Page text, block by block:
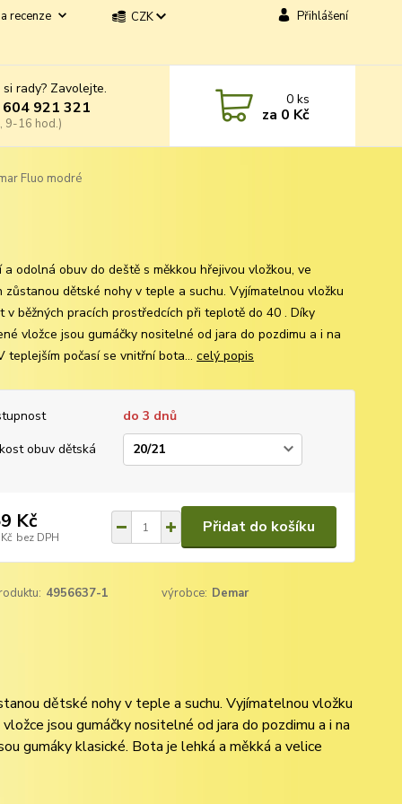
recenze CZK Přihlášení
rady? Zavolejte.
921 321
9-16 hod.)
0ks
za 0 Kč
Fluo modré
a odolná obuv do deště s měkkou hřejivou vložkou, ve
zůstanou dětské nohy v teple a suchu. Vyjímatelnou vložku
v běžných pracích prostředcích při teplotě do 40 . Díky
vložce jsou gumáčky nositelné od jara do pozdimu a i na
teplejším počasí se vnitřní bota... celý popis
do 3 dnů
obuv dětská
Kč
bez DPH
Přidat do košíku
4956637-1 výrobce: Demar
dětské nohy v teple a suchu. Vyjímatelnou vložku
jsou gumáčky nositelné od jara do pozdimu a i na
gumáky klasické. Bota je lehká a měkká a velice